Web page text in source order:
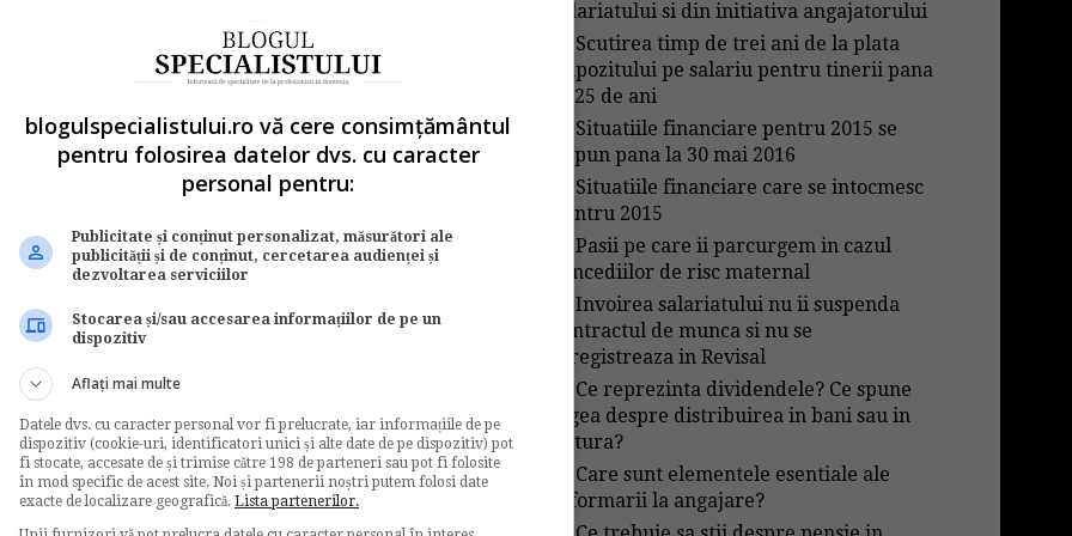
noua lege a pensiilor?
in noul ghid:
pensiilor. Ghid practic!
Click AICI <<
Nomenclatorului privind obligatiile de
impozitului pe veniturile realizate din
la fiduciar la beneficiarul nerezident in
de completare a formularului 100
bugetul de stat".
cu retinere la sursa
salariatului si din initiativa angajatorului
Scutirea timp de trei ani de la plata
impozitului pe salariu pentru tinerii pana
in 25 de ani
Situatiile financiare pentru 2015 se
depun pana la 30 mai 2016
Situatiile financiare care se intocmesc
pentru 2015
→Pasii pe care ii parcurgem in cazul
concediilor de risc maternal
→Invoirea salariatului nu ii suspenda
contractul de munca si nu se
inregistreaza in Revisal
Ce reprezinta dividendele? Ce spune
legea despre distribuirea in bani sau in
natura?
Care sunt elementele esentiale ale
informarii la angajare?
blogulspecialistului.ro vă cere consimțământul
pentru folosirea datelor dvs. cu caracter
personal pentru:
Publicitate și conținut personalizat, măsurători ale
publicității și de conținut, cercetarea audienței și
dezvoltarea serviciilor
Stocarea și/sau accesarea informațiilor de pe un
dispozitiv
Aflați mai multe
Datele dvs. cu caracter personal vor fi prelucrate, iar informațiile de pe
dispozitiv (cookie-uri, identificatori unici și alte date de pe dispozitiv) pot
fi stocate, accesate de și trimise către 198 de parteneri sau pot fi folosite
în mod specific de acest site. Noi și partenerii noștri putem folosi date
exacte de localizare geografică. Lista partenerilor.